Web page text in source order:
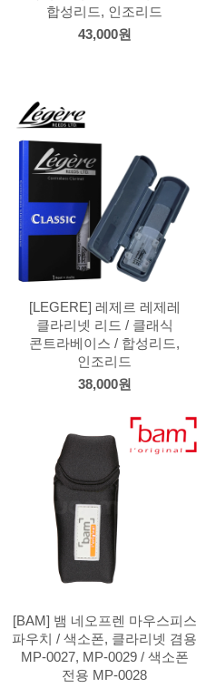
합성리드, 인조리드
43,000원
[LEGERE] 레제르 레제레
클라리넷 리드 / 클래식
콘트라베이스 / 합성리드,
인조리드
38,000원
[BAM] 뱀 네오프렌 마우스피스
파우치 / 색소폰, 클라리넷 겸용
MP-0027, MP-0029 / 색소폰
전용 MP-0028